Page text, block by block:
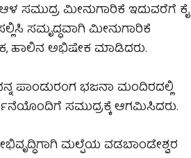
ಸಮುದ್ರ ಮೀನುಗಾರಿಕೆ ಇದುವರೆಗೆ ಕೈ
ಸಮೃದ್ಧವಾಗಿ ಮೀನುಗಾರಿಕೆ
ಹಾಲಿನ ಅಭಿಷೇಕ ಮಾಡಿದರು.
ಪಾಂಡುರಂಗ ಭಜನಾ ಮಂದಿರದಲ್ಲಿ
ಸಮುದ್ರಕ್ಕೆ ಆಗಮಿಸಿದರು.
ಮಲ್ಪೆಯ ವಡಬಾಂಡೇಶ್ವರ